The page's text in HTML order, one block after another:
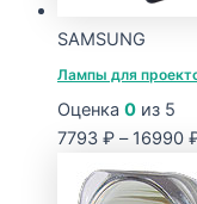
SAMSUNG
Лампы для
Оценка 0 из 5
7793 ₽ – 16990